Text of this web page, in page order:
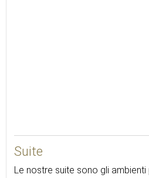
Suite
Le nostre suite sono gli